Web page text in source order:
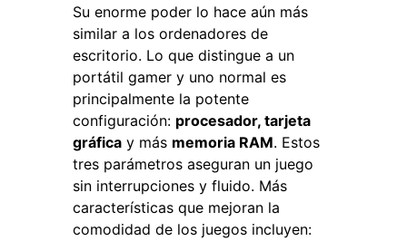
Su enorme poder lo hace aún más
similar a los ordenadores de
escritorio. Lo que distingue a un
portátil gamer y uno normal es
principalmente la potente
configuración: procesador, tarjeta
gráfica y más memoria RAM. Estos
tres parámetros aseguran un juego
sin interrupciones y fluido. Más
características que mejoran la
comodidad de los juegos incluyen: